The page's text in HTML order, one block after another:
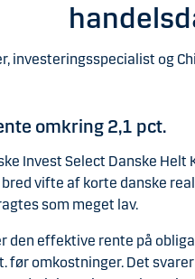
investeringsspecialist og
omkring 2,1 pct.
Invest Select Danske
vifte af korte danske
som meget lav.
den effektive rente på
før omkostninger. Det